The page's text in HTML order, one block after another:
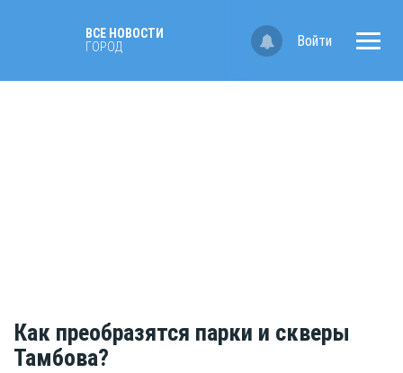
ВСЕ НОВОСТИ
ГОРОД
Войти
Как преобразятся парки и скверы
Тамбова?